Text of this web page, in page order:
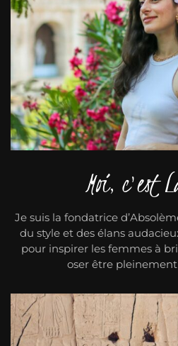
Moi, c'est
Je suis la fondatrice
du style et des élans
pour inspirer les femmes à
oser être